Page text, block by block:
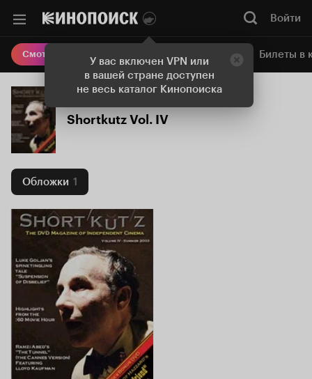
У вас включен VPN или
в вашей стране доступен
не весь каталог Кинопоиска
Войти
Смотреть кино Онлайн-кинотеатр Билеты в
Shortkutz Vol. IV
Обложки 1